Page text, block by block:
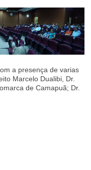
a presença de varias
Marcelo Dualibi, Dr.
de Camapuã; Dr.